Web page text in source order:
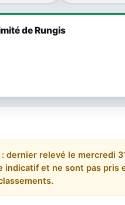
de Rungis
dernier relevé le mercredi
indicatif et ne sont pas pris